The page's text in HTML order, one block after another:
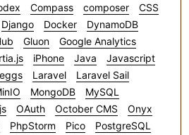
Compass composer
CSS
Django Docker
DynamoDB
Gluon
Google Analytics
iPhone Java
Javascript
Laravel
Laravel Sail
MongoDB
MySQL
OAuth October CMS
Onyx
PhpStorm Pico
PostgreSQL